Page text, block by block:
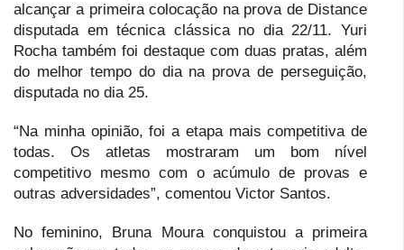
alcançar a primeira colocação na prova de Distance
disputada em técnica clássica no dia 22/11. Yuri
Rocha também foi destaque com duas pratas, além
do melhor tempo do dia na prova de perseguição,
disputada no dia 25.
“Na minha opinião, foi a etapa mais competitiva de
todas. Os atletas mostraram um bom nível
competitivo mesmo com o acúmulo de provas e
outras adversidades”, comentou Victor Santos.
No feminino, Bruna Moura conquistou a primeira